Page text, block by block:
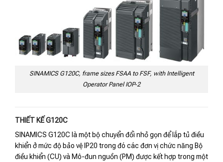
SINAMICS G120C, frame sizes FSAA to FSF, with Intelligent
Operator Panel IOP‑2
THIẾT KẾ G120C
SINAMICS G120C là một bộ chuyển đổi nhỏ gọn để lắp tủ điều
khiển ở mức độ bảo vệ IP20 trong đó các đơn vị chức năng Bộ
điều khiển (CU) và Mô-đun nguồn (PM) được kết hợp trong một